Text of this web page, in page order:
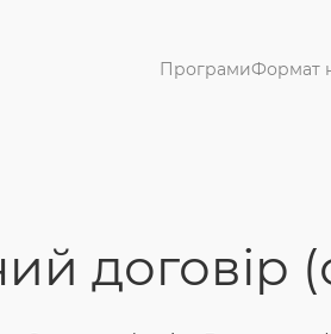
ПрограмиФормат
договір